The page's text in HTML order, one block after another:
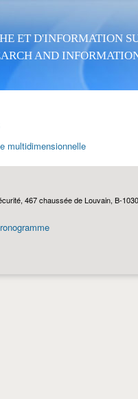
ET D'INFORMATION
AND
multidimensionnelle
467 chaussée de Louvain, B-